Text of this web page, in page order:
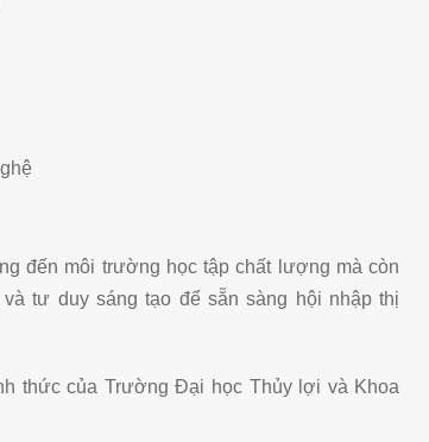
đến môi trường học tập chất lượng mà còn
tư duy sáng tạo để sẵn sàng hội nhập thị
thức của Trường Đại học Thủy lợi và Khoa